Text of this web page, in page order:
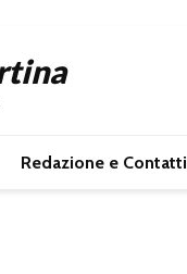
Redazione e Contatti